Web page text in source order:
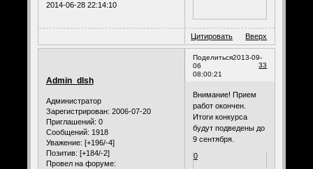
2014-06-28 22:14:10
Цитировать Вверх
Поделиться
33
2013-09-
06
08:00:21
Admin_dlsh
Администратор
Зарегистрирован: 2006-07-20
Приглашений: 0
Сообщений: 1918
Уважение: [+196/-4]
Позитив: [+184/-2]
Провел на форуме:
Внимание! Прием
работ окончен.
Итоги конкурса
будут подведены до
9 сентября.
0